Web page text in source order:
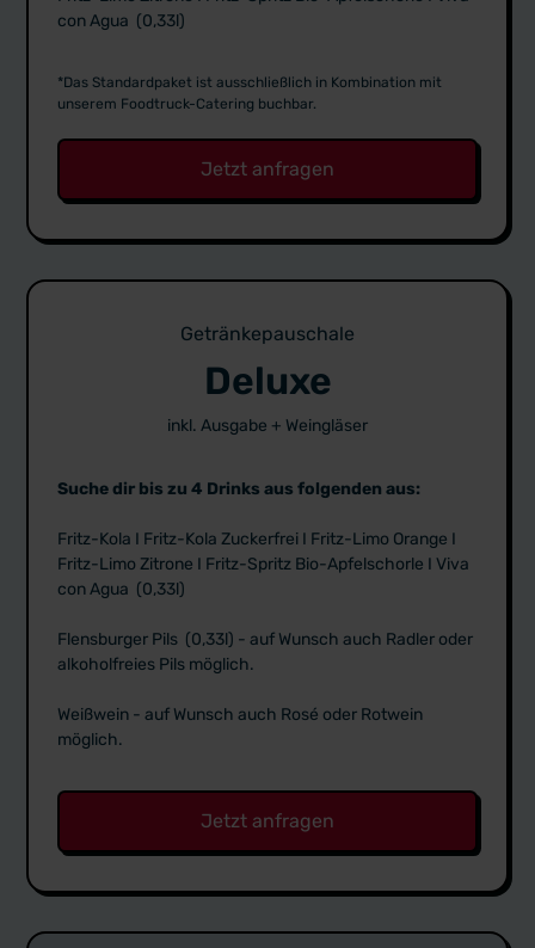
con Agua (0,33l)
*Das Standardpaket ist ausschließlich in Kombination mit
unserem Foodtruck-Catering buchbar.
Jetzt anfragen
Getränkepauschale
Deluxe
inkl. Ausgabe + Weingläser
Suche dir bis zu 4 Drinks aus folgenden aus:
Fritz-Kola I Fritz-Kola Zuckerfrei I Fritz-Limo Orange I
Fritz-Limo Zitrone I Fritz-Spritz Bio-Apfelschorle I Viva
con Agua (0,33l)
Flensburger Pils (0,33l) - auf Wunsch auch Radler oder
alkoholfreies Pils möglich.
Weißwein - auf Wunsch auch Rosé oder Rotwein
möglich.
Jetzt anfragen